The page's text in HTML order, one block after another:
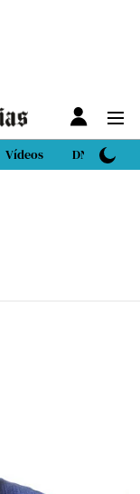
Vídeos DN Sport